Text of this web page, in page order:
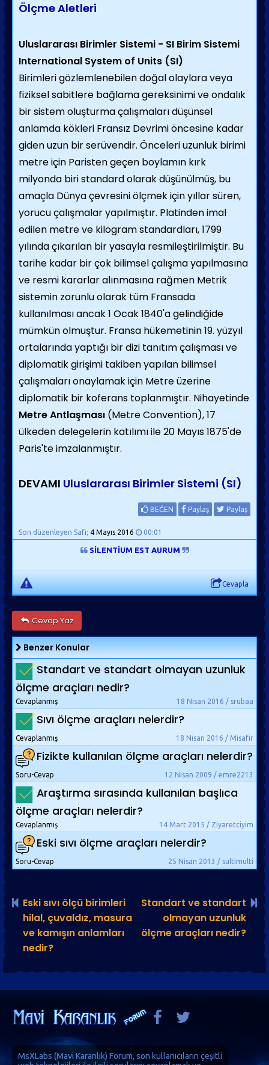
Ölçme Aletleri
Uluslararası Birimler Sistemi - SI Birim Sistemi
International System of Units (SI)
Birimleri gözlemlenebilen doğal olaylara veya
fiziksel sabitlere bağlama gereksinimi ve ondalık
bir sistem oluşturma çalışmaları düşünsel
anlamda kökleri Fransız Devrimi öncesine kadar
giden uzun bir serüvendir. Önceleri uzunluk birimi
metre için Paristen geçen boylamın kırk
milyonda biri standard olarak düşünülmüş, bu
amaçla Dünya çevresini ölçmek için yıllar süren,
yorucu çalışmalar yapılmıştır. Platinden imal
edilen metre ve kilogram standardları, 1799
yılında çıkarılan bir yasayla resmileştirilmiştir. Bu
tarihe kadar bir çok bilimsel çalışma yapılmasına
ve resmi kararlar alınmasına rağmen Metrik
sistemin zorunlu olarak tüm Fransada
kullanılması ancak 1 Ocak 1840'a gelindiğide
mümkün olmuştur. Fransa hükemetinin 19. yüzyıl
ortalarında yaptığı bir dizi tanıtım çalışması ve
diplomatik girişimi takiben yapılan bilimsel
çalışmaları onaylamak için Metre üzerine
diplomatik bir koferans toplanmıştır. Nihayetinde
Metre Antlaşması (Metre Convention), 17
ülkeden delegelerin katılımı ile 20 Mayıs 1875'de
Paris'te imzalanmıştır.
DEVAMI Uluslararası Birimler Sistemi (SI)
BEĞEN Paylaş Paylaş
Son düzenleyen Safi; 4 Mayıs 2016 00:01
SİLENTİUM EST AURUM
Cevapla
Cevap Yaz
Benzer Konular
Standart ve standart olmayan uzunluk
ölçme araçları nedir?
18 Nisan 2016 / srubaa
Cevaplanmış
Sıvı ölçme araçları nelerdir?
18 Nisan 2016 / Misafir
Cevaplanmış
Fizikte kullanılan ölçme araçları nelerdir?
12 Nisan 2009 / emre2213
Soru-Cevap
Araştırma sırasında kullanılan başlıca
ölçme araçları nelerdir?
14 Mart 2015 / Ziyaretciyim
Cevaplanmış
Eski sıvı ölçme araçları nelerdir?
25 Nisan 2013 / sultimulti
Soru-Cevap
Eski sıvı ölçü birimleri
hilal, çuvaldız, masura
ve kamışın anlamları
nedir?
Standart ve standart
olmayan uzunluk
ölçme araçları nedir?
MsXLabs (Mavi Karanlık) Forum, son kullanıcıların çeşitli